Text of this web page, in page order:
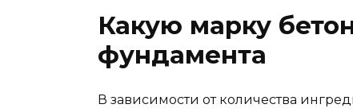
Какую марку
фундамента
В зависимости от количества